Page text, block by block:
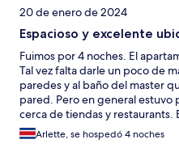
20 de enero de 2024
Espacioso y excelente
Fuimos por 4 noches. El
Tal vez falta darle un poco de
paredes y al baño del master
pared. Pero en general estuvo
cerca de tiendas y restaurants.
amable y dispuestos a ayudar.
lindos en Montreal. Volveremos
Arlette, se hospedó 4 noches